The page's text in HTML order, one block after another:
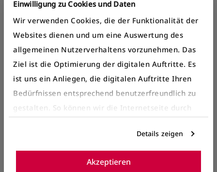
Einwilligung zu Cookies und Daten
Wir verwenden Cookies, die der Funktionalität der
Websites dienen und um eine Auswertung des
allgemeinen Nutzerverhaltens vorzunehmen. Das
Ziel ist die Optimierung der digitalen Auftritte. Es
ist uns ein Anliegen, die digitalen Auftritte Ihren
Bedürfnissen entsprechend benutzerfreundlich zu
gestalten. So können wir die Internetseite durch
Internetseite, die für Sie interessant sein können,
optimieren.
Details entnehmen Sie bitte unserer
Details zeigen
Akzeptieren
betriebene Fahrzeuge mit einer ökologisch
verträglichen Klimatisierung.
BERNMOBIL eMagazin